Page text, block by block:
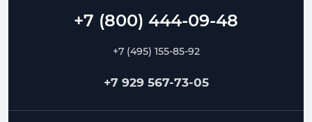
+7 (495) 155-85-92
+7 929 567-73-05